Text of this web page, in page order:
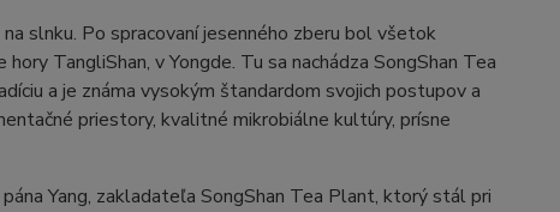
slnku. Po spracovaní jesenného zberu bol všetok
TangliShan, v Yongde. Tu sa nachádza SongShan Tea
a je známa vysokým štandardom svojich postupov a
priestory, kvalitné mikrobiálne kultúry, prísne
Yang, zakladateľa SongShan Tea Plant, ktorý stál pri